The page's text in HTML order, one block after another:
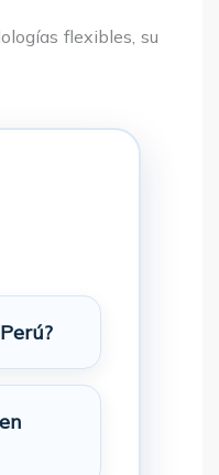
flexibles, su